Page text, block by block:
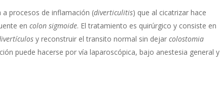
a procesos de inflamación (diverticulitis) que al cicatrizar hace
encolon sigmoide. El tratamiento es quirúrgico y consiste en
y reconstruir el transito normal sin dejarcolostomia
puede hacerse por vía laparoscópica, bajo anestesia general y